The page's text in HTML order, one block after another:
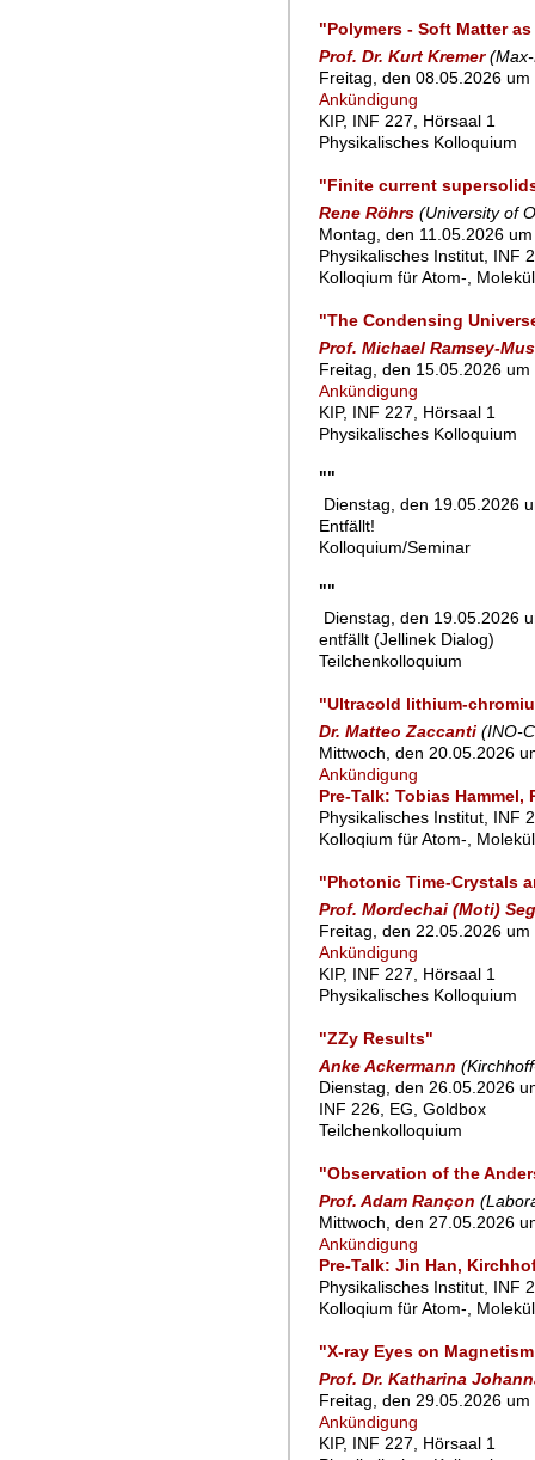
"Polymers - Soft Matter
Prof. Dr. Kurt Kremer
Freitag, den 08.05.2026
Ankündigung
KIP, INF 227, Hörsaal 1
Physikalisches Kolloquium
"Finite current
Rene Röhrs (University of
Montag, den 11.05.2026
Physikalisches Institut, INF
Kolloqium für Atom-,
"The Condensing
Prof. Michael Ramsey-
Freitag, den 15.05.2026
Ankündigung
KIP, INF 227, Hörsaal 1
Physikalisches Kolloquium
""
Dienstag, den 19.05.2026
Entfällt!
Kolloquium/Seminar
""
Dienstag, den 19.05.2026
entfällt (Jellinek Dialog)
Teilchenkolloquium
"Ultracold lithium-
Dr. Matteo Zaccanti (INO-
Mittwoch, den 20.05.2026
Ankündigung
Pre-Talk: Tobias
Physikalisches Institut, INF
Kolloqium für Atom-,
"Photonic Time-Crystals
Prof. Mordechai (Moti)
Freitag, den 22.05.2026
Ankündigung
KIP, INF 227, Hörsaal 1
Physikalisches Kolloquium
"ZZy Results"
Anke Ackermann
Dienstag, den 26.05.2026
INF 226, EG, Goldbox
Teilchenkolloquium
"Observation of the
Prof. Adam Rançon
Mittwoch, den 27.05.2026
Ankündigung
Pre-Talk: Jin Han,
Physikalisches Institut, INF
Kolloqium für Atom-,
"X-ray Eyes on
Prof. Dr. Katharina
Freitag, den 29.05.2026
Ankündigung
KIP, INF 227, Hörsaal 1